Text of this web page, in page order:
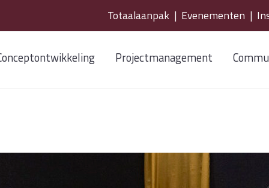
Totaalaanpak | Evenementen |
Projectmanagement